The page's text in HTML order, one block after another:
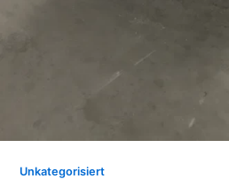
Unkategorisiert